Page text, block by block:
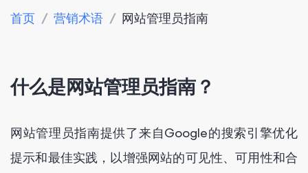
首页 / 营销术语 / 网站管理员指南
什么是网站管理员指南？
网站管理员指南提供了来自Google的搜索引擎优化
提示和最佳实践，以增强网站的可见性、可用性和合